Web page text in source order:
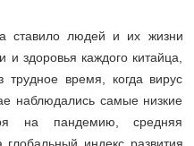
ставило людей и их жизни
здоровья каждого китайца,
время, когда вирус
наблюдались самые низкие
на пандемию, средняя